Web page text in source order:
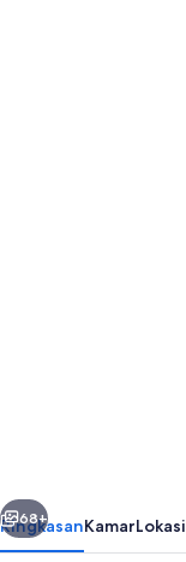
Berikutnya
68+
RingkasanKamarLokasi